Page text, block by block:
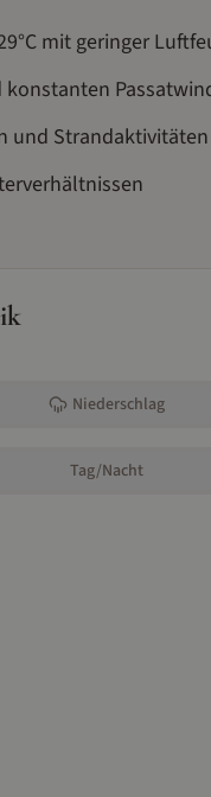
mit geringer
und Strandaktivitäten
Niederschlag
Tag/Nacht